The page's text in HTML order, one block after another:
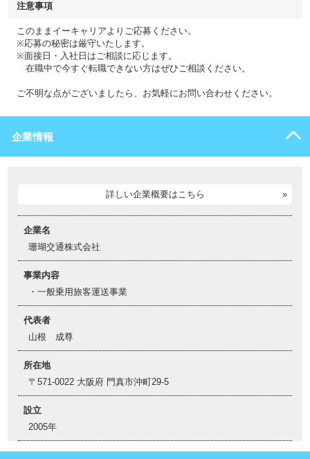
注意事項
このままイーキャリアよりご応募ください。
※応募の秘密は厳守いたします。
※面接日・入社日はご相談に応じます。
在職中で今すぐ転職できない方はぜひご相談ください。
ご不明な点がございましたら、お気軽にお問い合わせください。
企業情報
詳しい企業概要はこちら
企業名
珊瑚交通株式会社
事業内容
・一般乗用旅客運送事業
代表者
山根 成尊
所在地
〒571-0022 大阪府 門真市沖町29-5
設立
2005年